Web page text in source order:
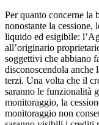
Per quanto concerne la
nonostante la cessione,
liquido ed esigibile:
all’originario
soggettivi che abbiano
disconoscendola anche
terzi. Una volta che il
saranno le funzionalità
monitoraggio, la
monitoraggio non